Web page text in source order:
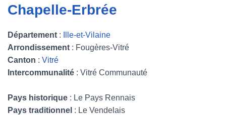
Chapelle-Erbrée
Département :
Ille-et-Vilaine
Arrondissement : Fougères-Vitré
Canton : Vitré
Intercommunalité : Vitré Communauté
Pays historique : Le Pays Rennais
Pays traditionnel : Le Vendelais